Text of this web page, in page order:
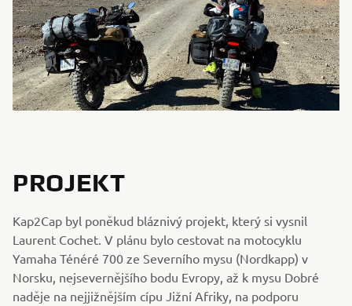
PROJEKT
Kap2Cap byl poněkud bláznivý projekt, který si vysnil
Laurent Cochet. V plánu bylo cestovat na motocyklu
Yamaha Ténéré 700 ze Severního mysu (Nordkapp) v
Norsku, nejsevernějšího bodu Evropy, až k mysu Dobré
naděje na nejjižnějším cípu Jižní Afriky, na podporu